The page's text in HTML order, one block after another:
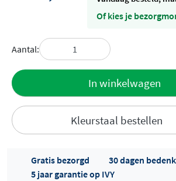
Of kies je
Aantal:
In winkelwagen
Kleurstaal bestellen
Gratis bezorgd
30 dagen
5 jaar garantie op IVY